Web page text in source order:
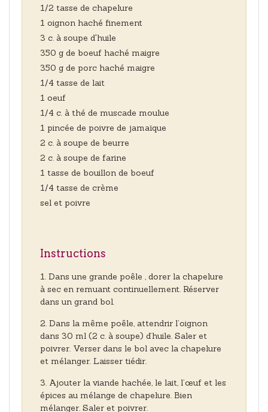
1/2 tasse de chapelure
1 oignon haché finement
3 c. à soupe d'huile
350 g de boeuf haché maigre
350 g de porc haché maigre
1/4 tasse de lait
1 oeuf
1/4 c. à thé de muscade moulue
1 pincée de poivre de jamaïque
2 c. à soupe de beurre
2 c. à soupe de farine
1 tasse de bouillon de boeuf
1/4 tasse de crème
sel et poivre
Instructions
Dans une grande poêle , dorer la chapelure
à sec en remuant continuellement. Réserver
dans un grand bol.
Dans la même poêle, attendrir l’oignon
dans 30 ml (2 c. à soupe) d’huile. Saler et
poivrer. Verser dans le bol avec la chapelure
et mélanger. Laisser tiédir.
Ajouter la viande hachée, le lait, l’œuf et les
épices au mélange de chapelure. Bien
mélanger. Saler et poivrer.